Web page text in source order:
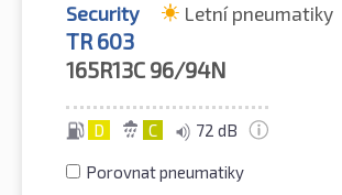
Security Letní pneumatiky
TR 603
165R13C 96/94N
D C 72 dB
Porovnat pneumatiky